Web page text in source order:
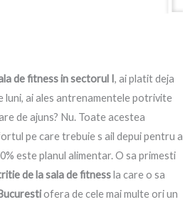
de fitness in sectorul I, ai platit deja
luni, ai ales antrenamentele potrivite
de ajuns? Nu. Toate acestea
pe care trebuie s ail depui pentru a
este planul alimentar. O sa primesti
de la sala de fitnessla care o sa
ofera de cele mai multe ori un